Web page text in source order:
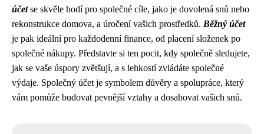
účetse skvěle hodí pro společné cíle, jako je dovolená snů nebo
rekonstrukce domova, a úročení vašich prostředků. Běžný účet
je pak ideální pro každodenní finance, od placení složenek po
společné nákupy. Představte si ten pocit, kdy společně sledujete,
jak se vaše úspory zvětšují, a s lehkostí zvládáte společné
výdaje. Společný účet je symbolem důvěry a spolupráce, který
vám pomůže budovat pevnější vztahy a dosahovat vašich snů.